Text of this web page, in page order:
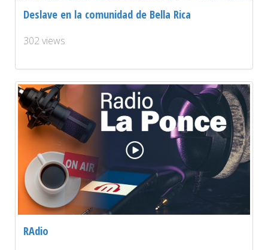
Deslave en la comunidad de Bella Rica
302 views
RAdio